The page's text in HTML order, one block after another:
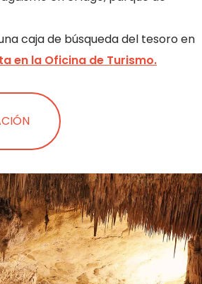
caja de búsqueda del tesoro en
en la Oficina de Turismo.